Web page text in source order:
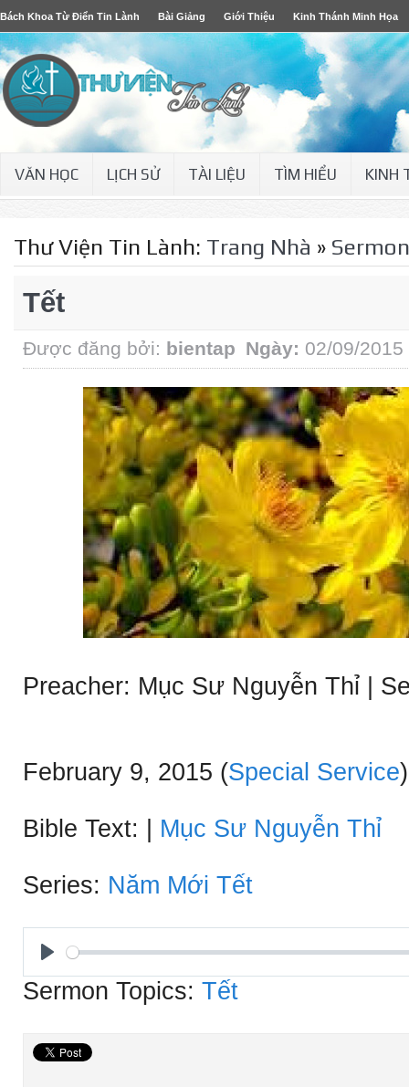
Bách Khoa Từ Điển Tin Lành Bài Giảng Giới Thiệu Kinh Thánh Minh Họa
VĂN HỌC LỊCH SỬ TÀI LIỆU TÌM HIỂU KINH
Thư Viện Tin Lành: Trang Nhà » Sermon
Tết
Được đăng bởi: bientap Ngày: 02/09/2015
Preacher: Mục Sư Nguyễn Thỉ |
February 9, 2015 (Special Service)
Bible Text: Mục Sư Nguyễn Thỉ
Series: Năm Mới Tết
Sermon Topics: Tết